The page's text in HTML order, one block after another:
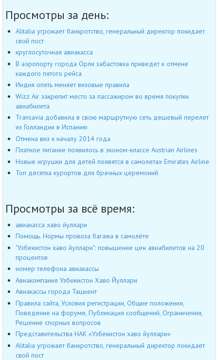
Просмотры за день:
Alitalia угрожает банкротство, генеральный директор покидает
свой пост
круглосуточная авиакасса
В аэропорту города Орли забастовка приведет к отмене
каждого пятого рейса
Индия опять меняет визовые правила
Wizz Air закрепит место за пассажиром во время покупки
авиабилета
Transavia добавила в свою маршрутную сеть дешевый перелет
из Голландии в Испанию
Отмена виз к началу 2014 года
Платное питание появилось в эконом-классе Austrian Airlines
Новые игрушки для детей появятся в самолетах Emirates Airline
Топ десятка курортов для брачных церемоний
Просмотры за всё время:
авиакасса хаво йуллари
Помощь. Нормы провоза багажа в самолёте
"Узбекистон хаво йуллари": повышение цен авиабилетов на 20
процентов
номер телефона авиакассы
Авиакомпания Узбекистон Хаво Йуллари
Авиакассы города Ташкент
Правила сайта, Условия регистрации, Общие положения,
Поведение на форуме, Публикация сообщений, Ограничения,
Решение спорных вопросов
Представительства НАК «Узбекистон хаво йуллари»
Alitalia угрожает банкротство, генеральный директор покидает
свой пост